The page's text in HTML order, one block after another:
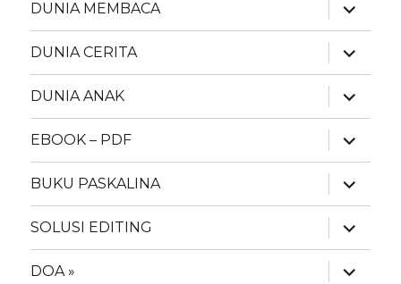
DUNIA MEMBACA
expand
child
menu
DUNIA CERITA
expand
child
menu
DUNIA ANAK
expand
child
menu
EBOOK – PDF
expand
child
menu
BUKU PASKALINA
expand
child
menu
SOLUSI EDITING
expand
child
menu
DOA »
expand